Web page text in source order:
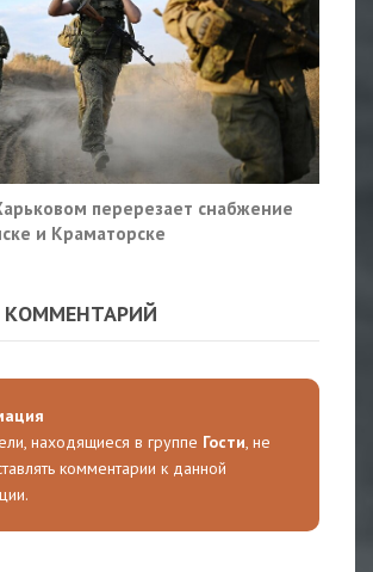
перерезает снабжение
и Краматорске
КОММЕНТАРИЙ
находящиеся в группе Гости, не
комментарии к данной